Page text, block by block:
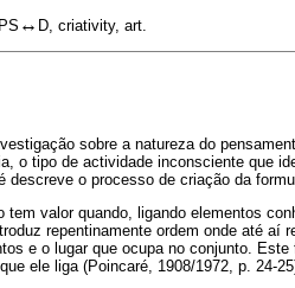
↔ D, criativity, art.
sobre a natureza do
o tipo de actividade inconsciente que
descreve o processo de criação da
tem valor quando, ligando elementos
repentinamente ordem onde até aí
e o lugar que ocupa no conjunto.
ele liga (Poincaré, 1908/1972, p. 24-